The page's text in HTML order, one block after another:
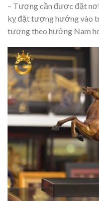
– Tượng cần được đặt
kỵ đặt tượng hướng vào
tượng theo hướng Nam